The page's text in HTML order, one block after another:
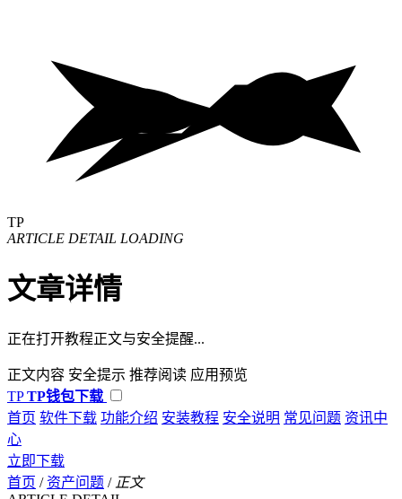
TP
ARTICLE DETAIL LOADING
文章详情
正在打开教程正文与安全提醒...
正文内容 安全提示 推荐阅读 应用预览
TP TP钱包下载
首页 软件下载 功能介绍 安装教程 安全说明 常见问题 资讯中
心
立即下载
首页 / 资产问题 / 正文